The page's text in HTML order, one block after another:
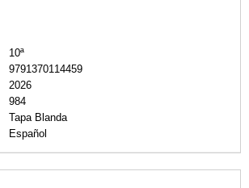
10ª
9791370114459
2026
984
Tapa Blanda
Español